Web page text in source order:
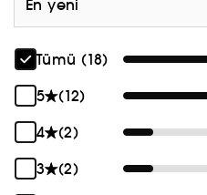
En yeni
Tümü (18)
5
(12)
4
(2)
3
(2)